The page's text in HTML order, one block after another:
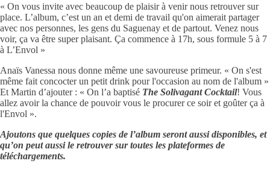
« On vous invite avec beaucoup de plaisir à venir nous retrouver sur
place. L’album, c’est un an et demi de travail qu'on aimerait partager
avec nos personnes, les gens du Saguenay et de partout. Venez nous
voir, ça va être super plaisant. Ça commence à 17h, sous formule 5 à 7
à L’Envol »
Anaïs Vanessa nous donne même une savoureuse primeur. « On s'est
même fait concocter un petit drink pour l'occasion au nom de l'album »
Et Martin d’ajouter : « On l’a baptisé The Solivagant Cocktail! Vous
allez avoir la chance de pouvoir vous le procurer ce soir et goûter ça à
l'Envol ».
Ajoutons que quelques copies de l’album seront aussi disponibles, et
qu’on peut aussi le retrouver sur toutes les plateformes de
téléchargements.